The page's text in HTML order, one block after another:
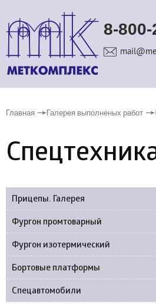
8-
Главная Галерея выполненых работ
Прицепы. Галерея
Фургон промтоварный
Фургон изотермический
Бортовые платформы
Спецавтомобили